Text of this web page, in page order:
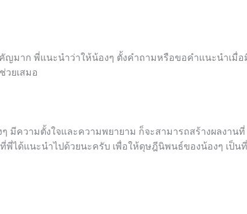
ญมาก พี่แนะนำว่าให้น้องๆ ตั้งคำถามหรือขอคำแนะนำเมื่อ
วยเสมอ
มีความตั้งใจและความพยายาม ก็จะสามารถสร้างผลงานที่
ได้แนะนำไปด้วยนะครับ เพื่อให้ดุษฎีนิพนธ์ของน้องๆ เป็นที่